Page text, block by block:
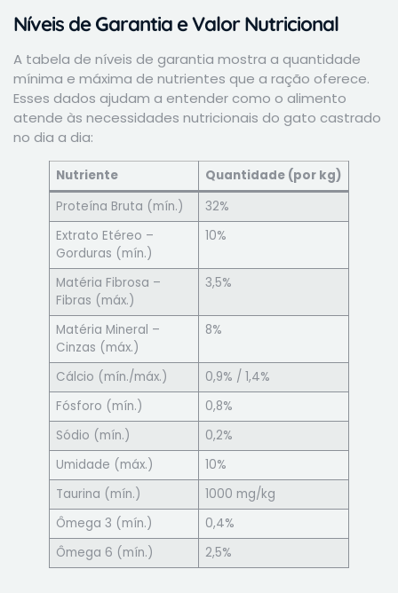
Níveis de Garantia e Valor Nutricional
A tabela de níveis de garantia mostra a quantidade
mínima e máxima de nutrientes que a ração oferece.
Esses dados ajudam a entender como o alimento
atende às necessidades nutricionais do gato castrado
no dia a dia:
Nutriente
Quantidade (por kg)
Proteína Bruta (mín.)
32%
Extrato Etéreo –
Gorduras (mín.)
10%
Matéria Fibrosa –
Fibras (máx.)
3,5%
Matéria Mineral –
Cinzas (máx.)
8%
Cálcio (mín./máx.)
0,9% / 1,4%
Fósforo (mín.)
0,8%
Sódio (mín.)
0,2%
Umidade (máx.)
10%
Taurina (mín.)
1000 mg/kg
Ômega 3 (mín.)
0,4%
Ômega 6 (mín.)
2,5%